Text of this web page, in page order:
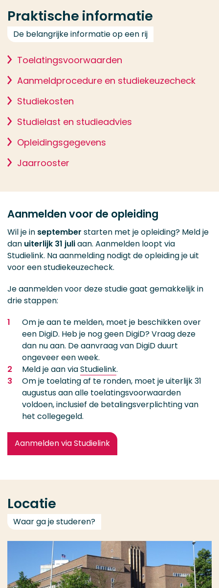
Praktische informatie
De belangrijke informatie op een rij
Toelatingsvoorwaarden
Aanmeldprocedure en studiekeuzecheck
Studiekosten
Studielast en studieadvies
Opleidingsgegevens
Jaarrooster
Aanmelden voor de opleiding
Wil je in september starten met je opleiding? Meld je
dan uiterlijk 31 juliaan. Aanmelden loopt via
Studielink. Na aanmelding nodigt de opleiding je uit
voor een studiekeuzecheck.
Je aanmelden voor deze studie gaat gemakkelijk in
drie stappen:
Om je aan te melden, moet je beschikken over
een DigiD. Heb je nog geen DigiD? Vraag deze
dan nu aan. De aanvraag van DigiD duurt
ongeveer een week.
Meld je aan viaStudielink.
Om je toelating af te ronden, moet je uiterlijk 31
augustus aan alle toelatingsvoorwaarden
voldoen, inclusief de betalingsverplichting van
het collegegeld.
Aanmelden via Studielink
Locatie
Waar ga je studeren?